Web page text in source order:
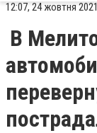
12:07, 24 жовтня
В